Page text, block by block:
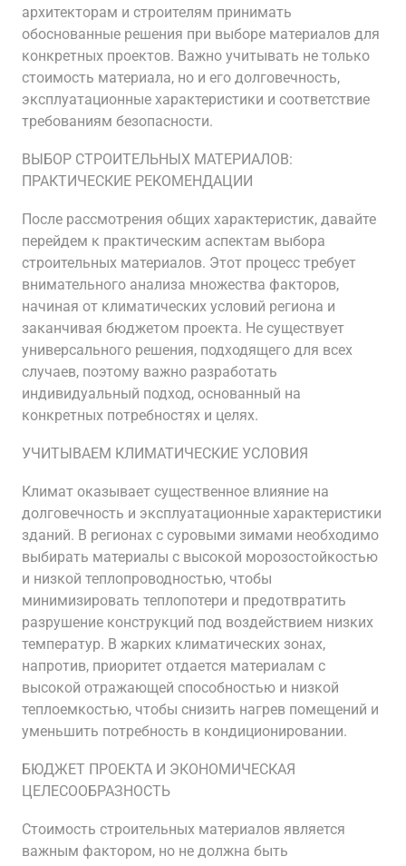
архитекторам и строителям принимать
обоснованные решения при выборе материалов для
конкретных проектов. Важно учитывать не только
стоимость материала, но и его долговечность,
эксплуатационные характеристики и соответствие
требованиям безопасности.
ВЫБОР СТРОИТЕЛЬНЫХ МАТЕРИАЛОВ:
ПРАКТИЧЕСКИЕ РЕКОМЕНДАЦИИ
После рассмотрения общих характеристик, давайте
перейдем к практическим аспектам выбора
строительных материалов. Этот процесс требует
внимательного анализа множества факторов,
начиная от климатических условий региона и
заканчивая бюджетом проекта. Не существует
универсального решения, подходящего для всех
случаев, поэтому важно разработать
индивидуальный подход, основанный на
конкретных потребностях и целях.
УЧИТЫВАЕМ КЛИМАТИЧЕСКИЕ УСЛОВИЯ
Климат оказывает существенное влияние на
долговечность и эксплуатационные характеристики
зданий. В регионах с суровыми зимами необходимо
выбирать материалы с высокой морозостойкостью
и низкой теплопроводностью, чтобы
минимизировать теплопотери и предотвратить
разрушение конструкций под воздействием низких
температур. В жарких климатических зонах,
напротив, приоритет отдается материалам с
высокой отражающей способностью и низкой
теплоемкостью, чтобы снизить нагрев помещений и
уменьшить потребность в кондиционировании.
БЮДЖЕТ ПРОЕКТА И ЭКОНОМИЧЕСКАЯ
ЦЕЛЕСООБРАЗНОСТЬ
Стоимость строительных материалов является
важным фактором, но не должна быть